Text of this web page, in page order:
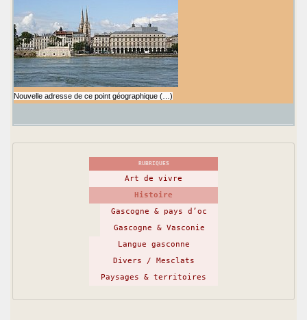
Nouvelle adresse de ce point géographique (…)
RUBRIQUES
Art de vivre
Histoire
Gascogne & pays d’oc
Gascogne & Vasconie
Langue gasconne
Divers / Mesclats
Paysages & territoires